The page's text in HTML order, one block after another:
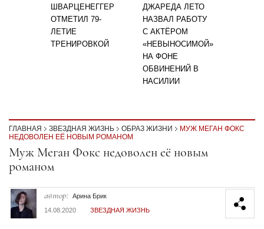
ШВАРЦЕНЕГГЕР
ОТМЕТИЛ 79-
ЛЕТИЕ
ТРЕНИРОВКОЙ
ДЖАРЕДА ЛЕТО
НАЗВАЛ РАБОТУ
С АКТЁРОМ
«НЕВЫНОСИМОЙ»
НА ФОНЕ
ОБВИНЕНИЙ В
НАСИЛИИ
ГЛАВНАЯ ЗВЕЗДНАЯ ЖИЗНЬ ОБРАЗ ЖИЗНИ
МУЖ МЕГАН ФОКС
НЕДОВОЛЕН ЕЁ НОВЫМ РОМАНОМ
Секция статей
Муж Меган Фокс недоволен её новым
романом
автор: Арина Брик
14.08.2020
ЗВЕЗДНАЯ ЖИЗНЬ